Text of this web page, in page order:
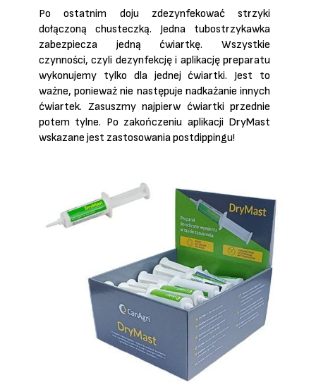
Po ostatnim doju zdezynfekować strzyki
dołączoną chusteczką. Jedna tubostrzykawka
zabezpiecza jedną ćwiartkę. Wszystkie
czynności, czyli dezynfekcję i aplikację preparatu
wykonujemy tylko dla jednej ćwiartki. Jest to
ważne, ponieważ nie następuje nadkażanie innych
ćwiartek. Zasuszmy najpierw ćwiartki przednie
potem tylne. Po zakończeniu aplikacji DryMast
wskazane jest zastosowania postdippingu!